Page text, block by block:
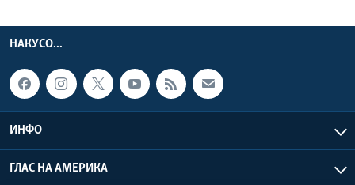
НАКУСО...
ИНФО
ГЛАС НА АМЕРИКА